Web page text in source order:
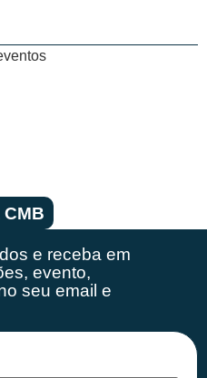
e receba em
evento,
seu email e